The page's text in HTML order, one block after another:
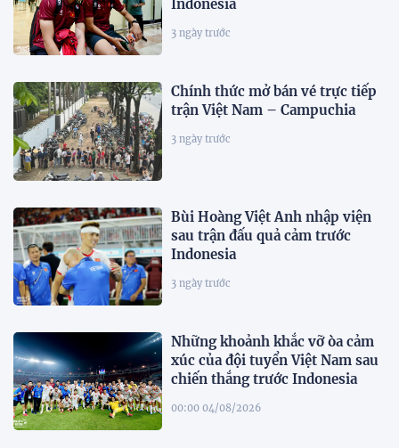
Indonesia
3 ngày trước
Chính thức mở bán vé trực tiếp
trận Việt Nam – Campuchia
3 ngày trước
Bùi Hoàng Việt Anh nhập viện
sau trận đấu quả cảm trước
Indonesia
3 ngày trước
Những khoảnh khắc vỡ òa cảm
xúc của đội tuyển Việt Nam sau
chiến thắng trước Indonesia
00:00 04/08/2026